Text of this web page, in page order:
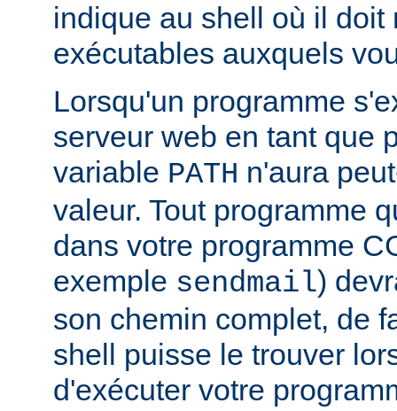
indique au shell où il doit
exécutables auxquels
Lorsqu'un programme
serveur web en tant que
variable PATH n'aura
valeur. Tout programme
dans votre programme
exemple sendmail)
son chemin complet, de
shell puisse le trouver
d'exécuter votre